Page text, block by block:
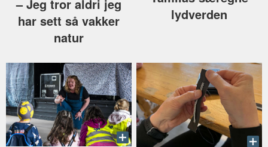
–⁠ Jeg tror aldri jeg
har sett så vakker
natur
lydverden